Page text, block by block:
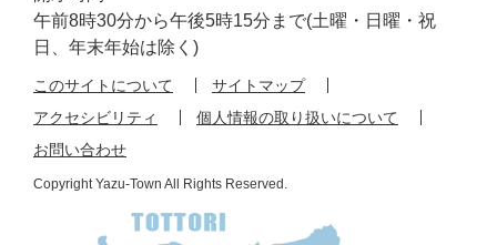
午前8時30分から午後5時15分まで(土曜・日曜・祝
日、年末年始は除く)
このサイトについて
サイトマップ
アクセシビリティ
個人情報の取り扱いについて
お問い合わせ
Copyright Yazu-Town All Rights Reserved.